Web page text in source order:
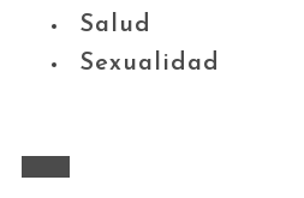
Salud
Sexualidad